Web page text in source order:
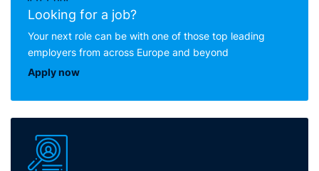
Looking for a job?
Your next role can be with one of those top leading
employers from across Europe and beyond
Apply now